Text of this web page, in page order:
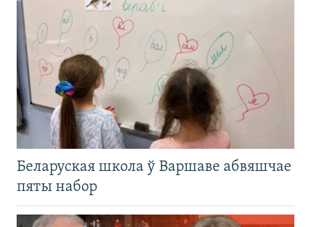
Беларуская школа ў Варшаве абвяшчае
пяты набор